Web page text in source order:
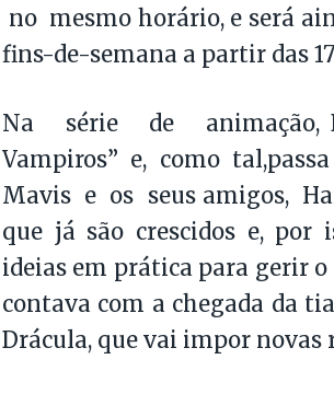
no mesmo horário, e será
fins-de-semana a partir das
Na série de animação,
Vampiros” e, como
Mavis e os seus amigos,
que já são crescidos e, por
ideias em prática para gerir
contava com a chegada da
Drácula, que vai impor novas